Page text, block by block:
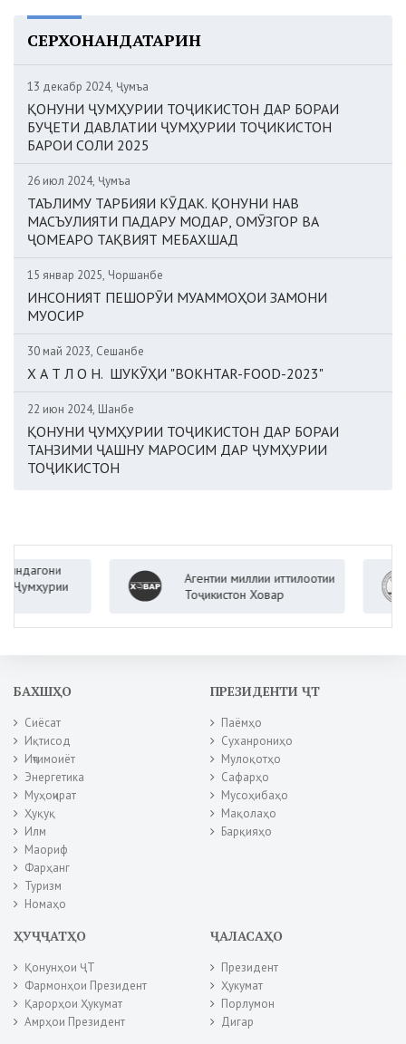
СЕРХОНАНДАТАРИН
13 декабр 2024, Ҷумъа
ҚОНУНИ ҶУМҲУРИИ ТОҶИКИСТОН ДАР БОРАИ
БУҶЕТИ ДАВЛАТИИ ҶУМҲУРИИ ТОҶИКИСТОН
БАРОИ СОЛИ 2025
26 июл 2024, Ҷумъа
ТАЪЛИМУ ТАРБИЯИ КӮДАК. ҚОНУНИ НАВ
МАСЪУЛИЯТИ ПАДАРУ МОДАР, ОМӮЗГОР ВА
ҶОМЕАРО ТАҚВИЯТ МЕБАХШАД
15 январ 2025, Чоршанбе
ИНСОНИЯТ ПЕШОРӮИ МУАММОҲОИ ЗАМОНИ
МУОСИР
30 май 2023, Сешанбе
Х А Т Л О Н. ШУКӮҲИ "BOKHTAR-FOOD-2023"
22 июн 2024, Шанбе
ҚОНУНИ ҶУМҲУРИИ ТОҶИКИСТОН ДАР БОРАИ
ТАНЗИМИ ҶАШНУ МАРОСИМ ДАР ҶУМҲУРИИ
ТОҶИКИСТОН
Агентии миллии иттилоотии
Тоҷикистон Ховар
БАХШҲО
Сиёсат
Иқтисод
Иҷтимоиёт
Энергетика
Муҳоҷират
Ҳуқуқ
Илм
Маориф
Фарҳанг
Туризм
Номаҳо
ПРЕЗИДЕНТИ ҶТ
Паёмҳо
Суханрониҳо
Мулоқотҳо
Сафарҳо
Мусоҳибаҳо
Мақолаҳо
Барқияҳо
ҲУҶҶАТҲО
Қонунҳои ҶТ
Фармонҳои Президент
Қарорҳои Ҳукумат
Амрҳои Президент
ҶАЛАСАҲО
Президент
Ҳукумат
Порлумон
Дигар